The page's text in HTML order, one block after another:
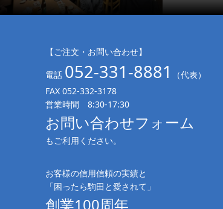
【ご注文・お問い合わせ】
電話 052-331-8881
（代表）
FAX 052-332-3178
営業時間 8:30-17:30
お問い合わせフォーム
もご利用ください。
お客様の信用信頼の実績と
「困ったら駒田と愛されて」
創業100周年